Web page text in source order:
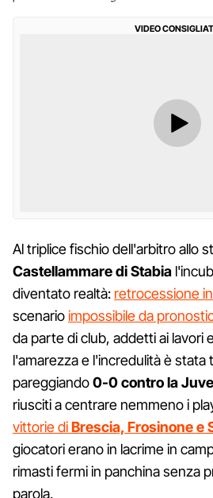
VIDEO
Al triplice fischio dell'arbitro allo
Castellammare di Stabia
diventato realtà: retrocessione in
scenarioimpossibile da
da parte di club, addetti ai lavori
l'amarezza e l'incredulità è stata
pareggiando0-0 contro la
riusciti a centrare nemmeno i
vittorie diBrescia, Frosinone e
giocatori erano in lacrime in
rimasti fermi in panchina senza
parola.